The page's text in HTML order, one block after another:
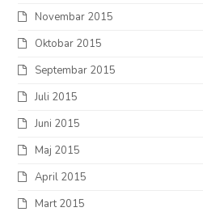
Novembar 2015
Oktobar 2015
Septembar 2015
Juli 2015
Juni 2015
Maj 2015
April 2015
Mart 2015